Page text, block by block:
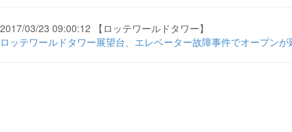
2017/03/23 09:00:12 【ロッテワールドタワー】
ロッテワールドタワー展望台、エレベーター故障事件でオープン